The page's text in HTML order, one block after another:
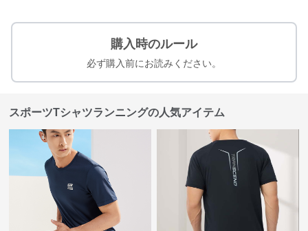
購入時のルール
必ず購入前にお読みください。
スポーツTシャツランニングの人気アイテム